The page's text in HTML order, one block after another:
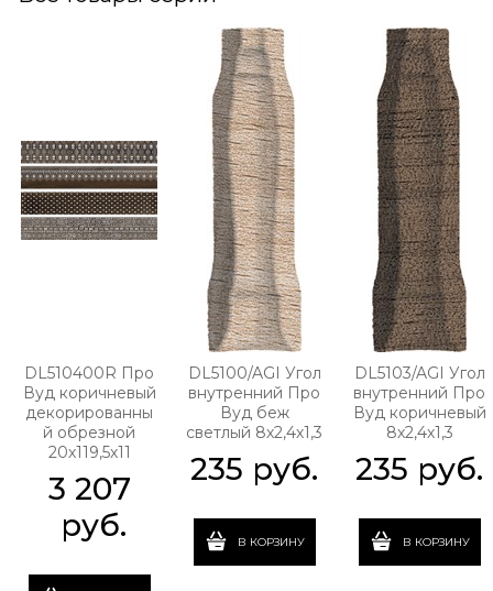
DL510400R Про
Вуд коричневый
декорированны
й обрезной
20х119,5х11
3 207
руб.
DL5100/AGI Угол
внутренний Про
Вуд беж
светлый 8х2,4х1,3
235 руб.
В КОРЗИНУ
DL5103/AGI Угол
внутренний Про
Вуд коричневый
8х2,4х1,3
235 руб.
В КОРЗИНУ